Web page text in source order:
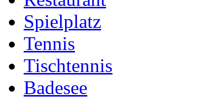
Spielplatz
Tennis
Tischtennis
Badesee